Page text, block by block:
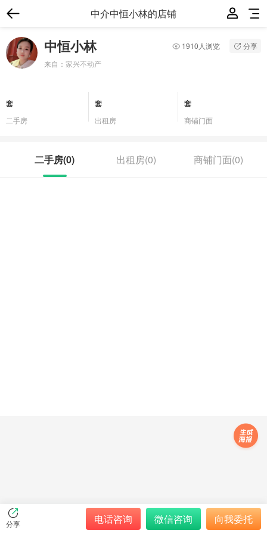
中介中恒小林的店铺
中恒小林
来自： 家兴不动产
1910人浏览 分享
套
二手房
套
出租房
套
商铺门面
二手房(0) 出租房(0) 商铺门面(0)
分享 电话咨询 微信咨询 向我委托